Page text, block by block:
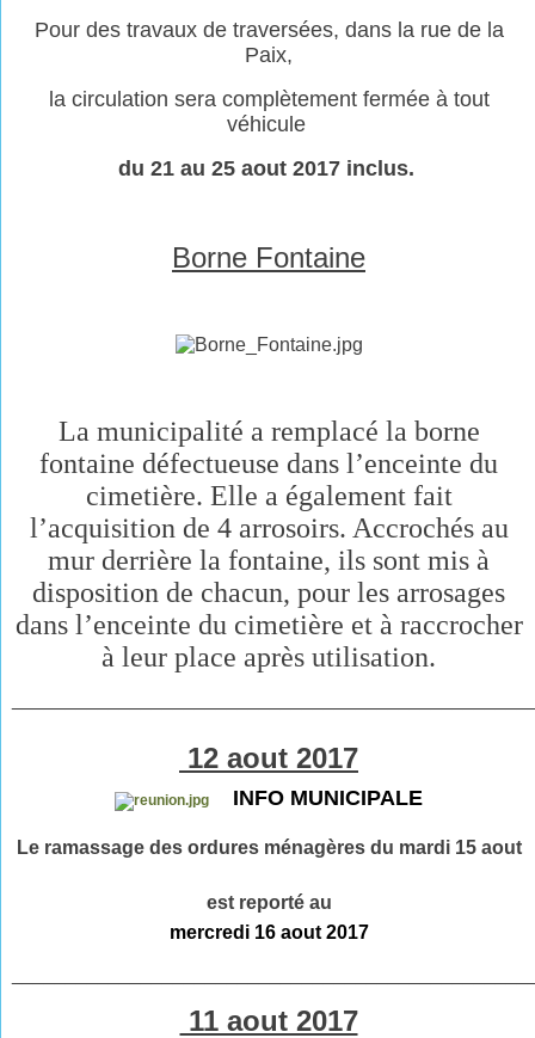
Pour des travaux de traversées, dans la rue de la
Paix,
la circulation sera complètement fermée à tout
véhicule
du 21 au 25 aout 2017 inclus.
Borne Fontaine
La municipalité a remplacé la borne
fontaine défectueuse dans l’enceinte du
cimetière. Elle a également fait
l’acquisition de 4 arrosoirs. Accrochés au
mur derrière la fontaine, ils sont mis à
disposition de chacun, pour les arrosages
dans l’enceinte du cimetière et à raccrocher
à leur place après utilisation.
12 aout 2017
INFO MUNICIPALE
Le ramassage des ordures ménagères du mardi 15 aout
est reporté au
mercredi 16 aout 2017
11 aout 2017